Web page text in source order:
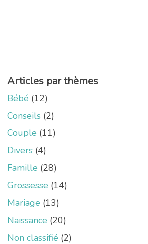
Articles par thèmes
Bébé (12)
Conseils (2)
Couple (11)
Divers (4)
Famille (28)
Grossesse (14)
Mariage (13)
Naissance (20)
Non classifié (2)